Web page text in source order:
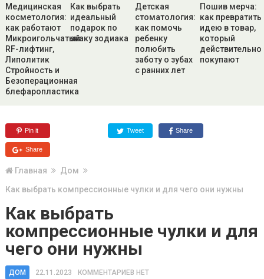
Медицинская
косметология:
как работают
Микроигольчатый
RF-лифтинг,
Липолитик
Стройность и
Безоперационная
блефаропластика
Как выбрать
идеальный
подарок по
знаку зодиака
Детская
стоматология:
как помочь
ребенку
полюбить
заботу о зубах
с ранних лет
Пошив мерча:
как превратить
идею в товар,
который
действительно
покупают
Pin it Tweet Share
Share
Главная
Дом
Как выбрать компрессионные чулки и для чего они нужны
Как выбрать
компрессионные чулки и для
чего они нужны
ДОМ 22.11.2023 КОММЕНТАРИЕВ НЕТ